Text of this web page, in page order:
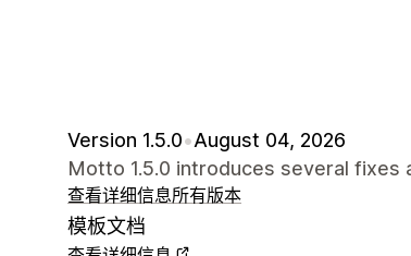
Version 1.5.0•August 04, 2026
Motto 1.5.0 introduces several fixes
查看详细信息所有版本
模板文档